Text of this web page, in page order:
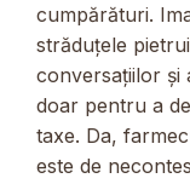
cumpărături.
străduțele
conversațiilor și
doar pentru a
taxe. Da,
este de